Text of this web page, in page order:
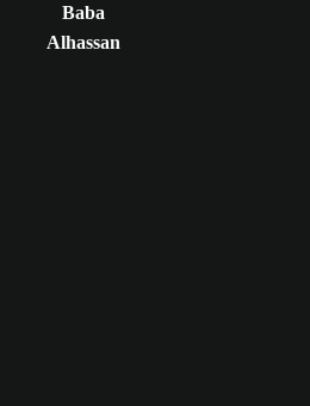
Baba
Alhassan